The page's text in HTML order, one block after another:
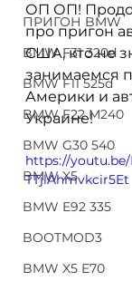
ПРИГОН BMW
BMW F31 320d
BMW F11 525d
BMW F22 M240
BMW G30 540
BMW X5
BMW E92 335
BOOTMOD3
BMW X5 E70
ОП ОП!
про пригон
США, кто не
занимаемся
Америки и
Украине!
https://
TTjlAhmvkcir5Et